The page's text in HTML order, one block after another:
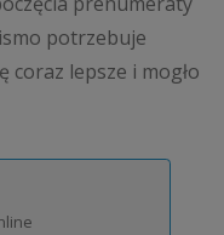
potrzebuje
coraz lepsze i mogło